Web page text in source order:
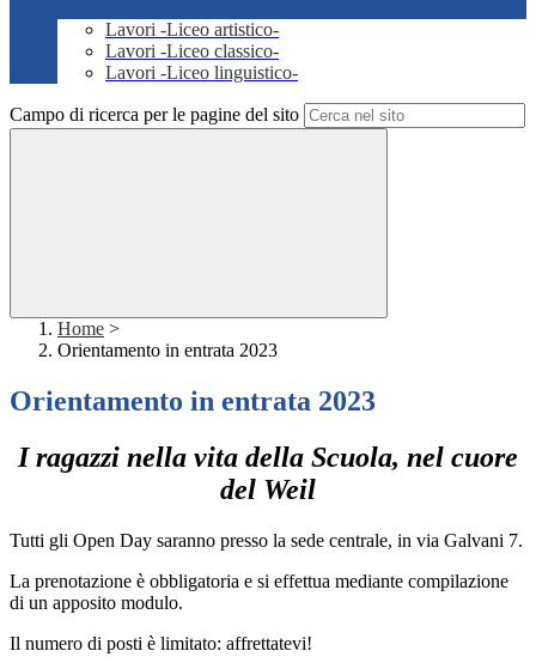
Lavori -Liceo artistico-
Lavori -Liceo classico-
Lavori -Liceo linguistico-
Campo di ricerca per le pagine del sito
Home >
Orientamento in entrata 2023
Orientamento in entrata 2023
I ragazzi nella vita della Scuola, nel cuore
del Weil
Tutti gli Open Day saranno presso la sede centrale, in via Galvani 7.
La prenotazione è obbligatoria e si effettua mediante compilazione
di un apposito modulo.
Il numero di posti è limitato: affrettatevi!